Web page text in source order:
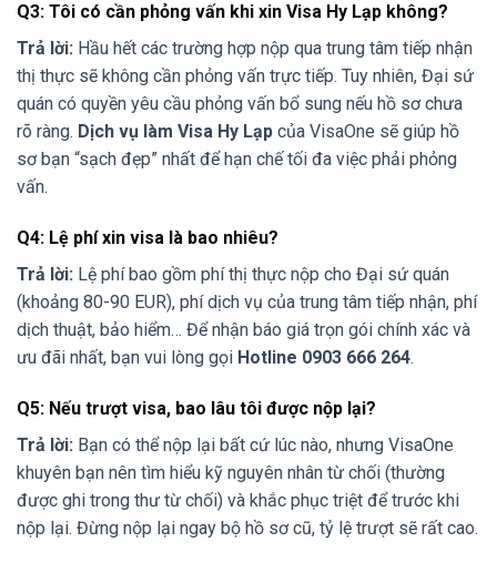
Q3: Tôi có cần phỏng vấn khi xin Visa Hy Lạp không?
Trả lời: Hầu hết các trường hợp nộp qua trung tâm tiếp nhận
thị thực sẽ không cần phỏng vấn trực tiếp. Tuy nhiên, Đại sứ
quán có quyền yêu cầu phỏng vấn bổ sung nếu hồ sơ chưa
rõ ràng. Dịch vụ làm Visa Hy Lạp của VisaOne sẽ giúp hồ
sơ bạn “sạch đẹp” nhất để hạn chế tối đa việc phải phỏng
vấn.
Q4: Lệ phí xin visa là bao nhiêu?
Trả lời: Lệ phí bao gồm phí thị thực nộp cho Đại sứ quán
(khoảng 80-90 EUR), phí dịch vụ của trung tâm tiếp nhận, phí
dịch thuật, bảo hiểm… Để nhận báo giá trọn gói chính xác và
ưu đãi nhất, bạn vui lòng gọi Hotline 0903 666 264.
Q5: Nếu trượt visa, bao lâu tôi được nộp lại?
Trả lời: Bạn có thể nộp lại bất cứ lúc nào, nhưng VisaOne
khuyên bạn nên tìm hiểu kỹ nguyên nhân từ chối (thường
được ghi trong thư từ chối) và khắc phục triệt để trước khi
nộp lại. Đừng nộp lại ngay bộ hồ sơ cũ, tỷ lệ trượt sẽ rất cao.